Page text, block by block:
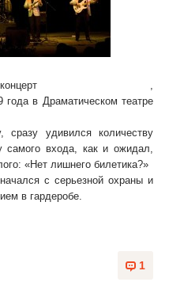
,
года в Драматическом театре
удивился количеству
самого входа, как и ожидал,
«Нет лишнего билетика?»
с серьезной охраны и
в гардеробе.
1